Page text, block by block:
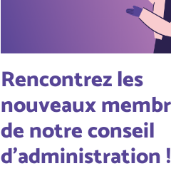
Rencontrez les
nouveaux
de notre conseil
d'administration !